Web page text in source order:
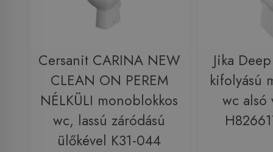
Cersanit CARINA NEW
CLEAN ON PEREM
NÉLKÜLI monoblokkos
wc, lassú záródású
ülőkével K31-044
Jika
kifolyású
wc alsó